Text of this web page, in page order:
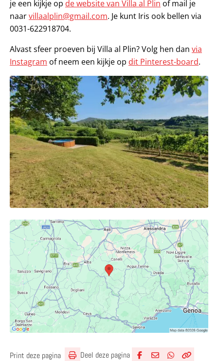
je een kijkje op de website van Villa al Plin of mail je
naarvillaalplin@gmail.com. Je kunt Iris ook bellen via
0031-622918704.
Alvast sfeer proeven bij Villa al Plin? Volg hen dan via
Instagram of neem een kijkje op dit Pinterest-board.
Print deze pagina Deel deze pagina